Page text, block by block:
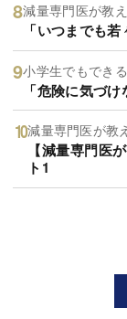
減量専門医が教
「いつまでも
小学生でもでき
「危険に気づ
減量専門医が教
【減量専門医
ト1